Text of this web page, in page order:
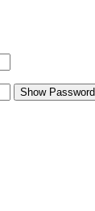
Show Password